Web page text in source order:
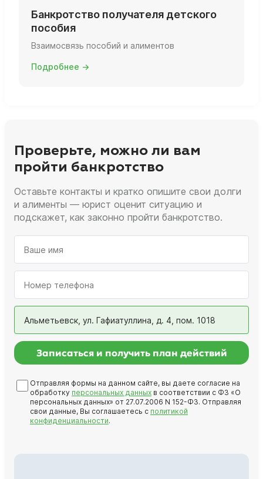
Банкротство получателя детского
пособия
Взаимосвязь пособий и алиментов
Подробнее →
Проверьте, можно ли вам
пройти банкротство
Оставьте контакты и кратко опишите свои долги
и алименты — юрист оценит ситуацию и
подскажет, как законно пройти банкротство.
Альметьевск, ул. Гафиатуллина, д. 4, пом. 1018
Записаться и получить план действий
Отправляя формы на данном сайте, вы даете согласие на
обработку персональных данных в соответствии с ФЗ «О
персональных данных» от 27.07.2006 N 152-ФЗ. Отправляя
свои данные, Вы соглашаетесь с политикой
конфиденциальности.